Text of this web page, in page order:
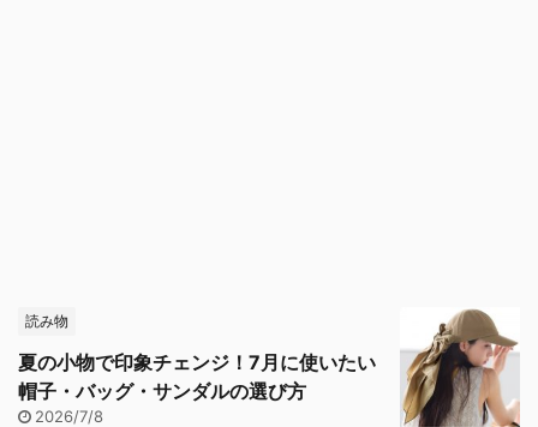
読み物
夏の小物で印象チェンジ！7月に使いたい
帽子・バッグ・サンダルの選び方
2026/7/8